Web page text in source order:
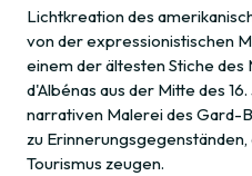
Lichtkreation des
von der expressionistischen
einem der ältesten Stiche des
d'Albénas aus der Mitte des
narrativen Malerei des Gard-
zu
Tourismus zeugen.